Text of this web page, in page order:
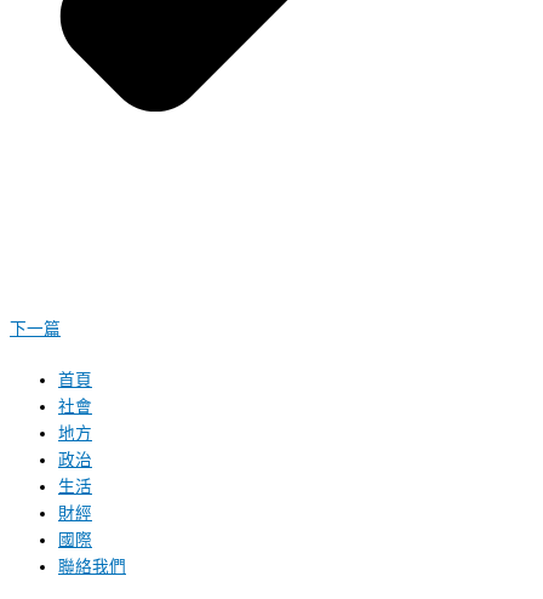
下一篇
首頁
社會
地方
政治
生活
財經
國際
聯絡我們